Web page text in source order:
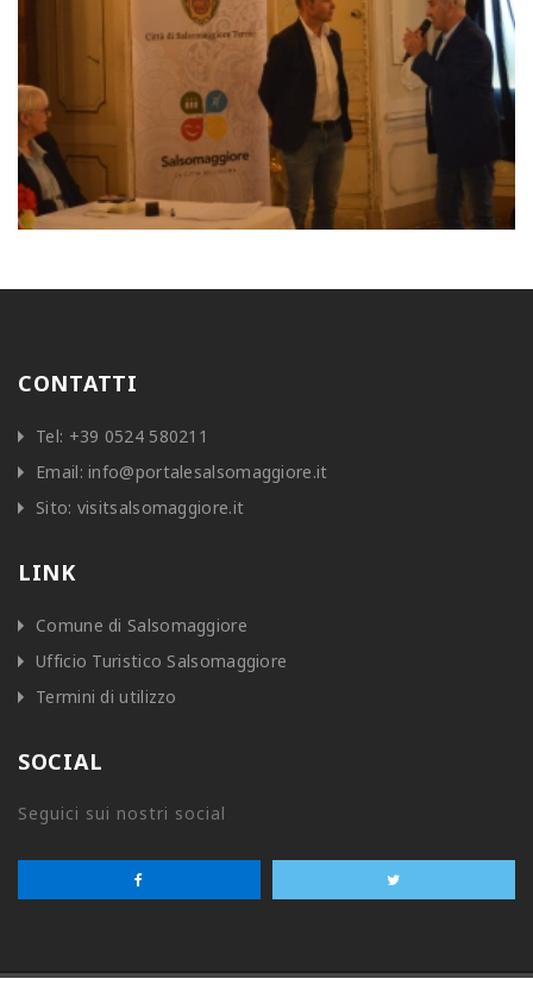
CONTATTI
Tel: +39 0524 580211
Email:info@portalesalsomaggiore.it
Sito: visitsalsomaggiore.it
LINK
Comune di Salsomaggiore
Ufficio Turistico Salsomaggiore
Termini di utilizzo
SOCIAL
Seguici sui nostri social